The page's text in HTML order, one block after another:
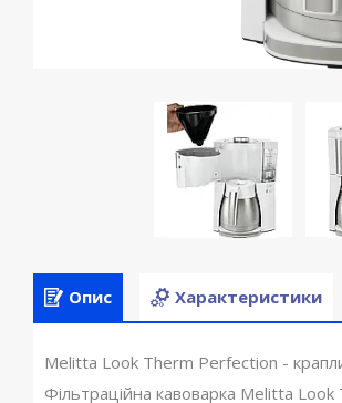
Опис Характеристики
Melitta Look Therm Perfection -
Фільтраційна кавоварка Melitta